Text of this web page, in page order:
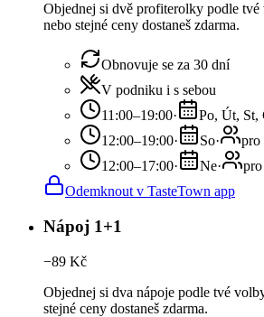
Objednej si dvě profiterolky podle
nebo stejné ceny dostaneš zdarma.
Obnovuje se za 30 dní
V podniku i s sebou
11:00–19:00· Po, Út, St,
12:00–19:00· So·
pro
12:00–17:00· Ne·
Odemknout v TasteTown app
Nápoj 1+1
−89 Kč
Objednej si dva nápoje podle tvé
stejné ceny dostaneš zdarma.